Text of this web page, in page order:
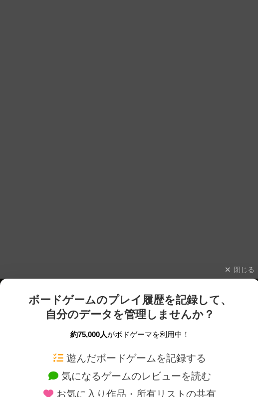
閉じる
ボードゲームのプレイ履歴を記録して、
自分のデータを管理しませんか？
約75,000人がボドゲーマを利用中！
遊んだボードゲームを記録する
気になるゲームのレビューを読む
お気に入り作品・所有リストの共有
ボードゲームを検索する 新作・再入荷情報